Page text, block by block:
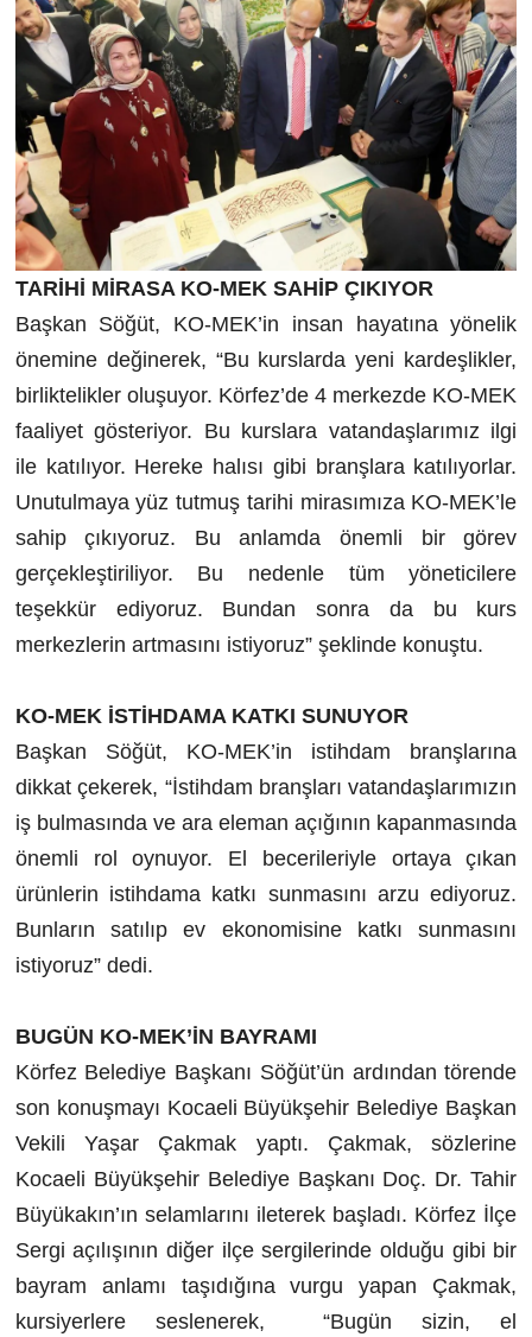
TARİHİ MİRASA KO-MEK SAHİP ÇIKIYOR
Başkan Söğüt, KO-MEK’in insan hayatına yönelik
önemine değinerek, “Bu kurslarda yeni kardeşlikler,
birliktelikler oluşuyor. Körfez’de 4 merkezde KO-MEK
faaliyet gösteriyor. Bu kurslara vatandaşlarımız ilgi
ile katılıyor. Hereke halısı gibi branşlara katılıyorlar.
Unutulmaya yüz tutmuş tarihi mirasımıza KO-MEK’le
sahip çıkıyoruz. Bu anlamda önemli bir görev
gerçekleştiriliyor. Bu nedenle tüm yöneticilere
teşekkür ediyoruz. Bundan sonra da bu kurs
merkezlerin artmasını istiyoruz” şeklinde konuştu.
KO-MEK İSTİHDAMA KATKI SUNUYOR
Başkan Söğüt, KO-MEK’in istihdam branşlarına
dikkat çekerek, “İstihdam branşları vatandaşlarımızın
iş bulmasında ve ara eleman açığının kapanmasında
önemli rol oynuyor. El becerileriyle ortaya çıkan
ürünlerin istihdama katkı sunmasını arzu ediyoruz.
Bunların satılıp ev ekonomisine katkı sunmasını
istiyoruz” dedi.
BUGÜN KO-MEK’İN BAYRAMI
Körfez Belediye Başkanı Söğüt’ün ardından törende
son konuşmayı Kocaeli Büyükşehir Belediye Başkan
Vekili Yaşar Çakmak yaptı. Çakmak, sözlerine
Kocaeli Büyükşehir Belediye Başkanı Doç. Dr. Tahir
Büyükakın’ın selamlarını ileterek başladı. Körfez İlçe
Sergi açılışının diğer ilçe sergilerinde olduğu gibi bir
bayram anlamı taşıdığına vurgu yapan Çakmak,
kursiyerlere seslenerek, “Bugün sizin, el